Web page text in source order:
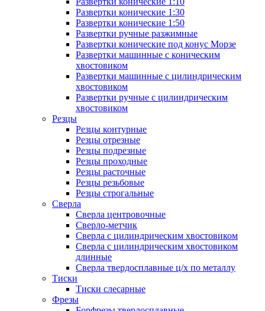
Развертки конические 1:30
Развертки конические 1:50
Развертки ручные разжимные
Развертки конические под конус Морзе
Развертки машинные с коническим
хвостовиком
Развертки машинные с цилиндрическим
хвостовиком
Развертки ручные с цилиндрическим
хвостовиком
Резцы
Резцы контурные
Резцы отрезные
Резцы подрезные
Резцы проходные
Резцы расточные
Резцы резьбовые
Резцы строгальные
Сверла
Сверла центровочные
Сверло-метчик
Сверла с цилиндрическим хвостовиком
Сверла с цилиндрическим хвостовиком
длинные
Сверла твердосплавные ц/х по металлу
Тиски
Тиски слесарные
Фрезы